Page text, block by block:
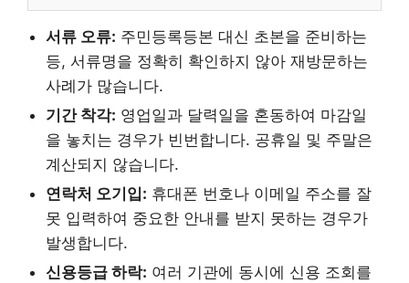
서류 오류: 주민등록등본 대신 초본을 준비하는
등, 서류명을 정확히 확인하지 않아 재방문하는
사례가 많습니다.
기간 착각: 영업일과 달력일을 혼동하여 마감일
을 놓치는 경우가 빈번합니다. 공휴일 및 주말은
계산되지 않습니다.
연락처 오기입: 휴대폰 번호나 이메일 주소를 잘
못 입력하여 중요한 안내를 받지 못하는 경우가
발생합니다.
신용등급 하락: 여러 기관에 동시에 신용 조회를